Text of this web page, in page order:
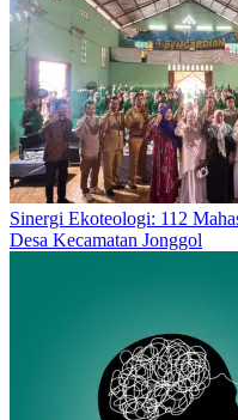
‎Sinergi Ekoteologi: 112
Desa Kecamatan Jonggol